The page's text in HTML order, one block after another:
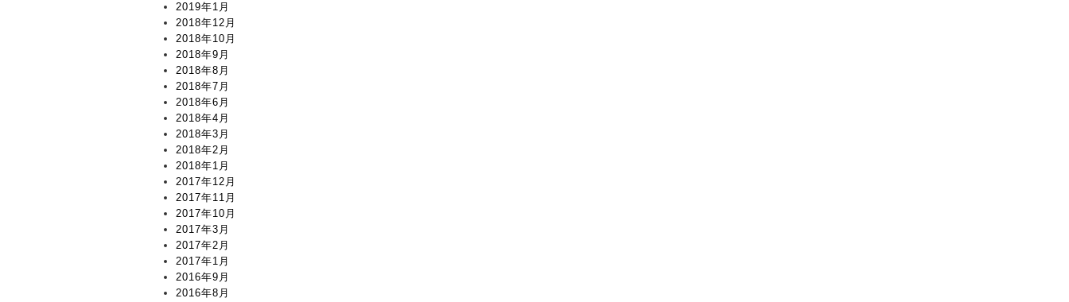
2019年1月
2018年12月
2018年10月
2018年9月
2018年8月
2018年7月
2018年6月
2018年4月
2018年3月
2018年2月
2018年1月
2017年12月
2017年11月
2017年10月
2017年3月
2017年2月
2017年1月
2016年9月
2016年8月